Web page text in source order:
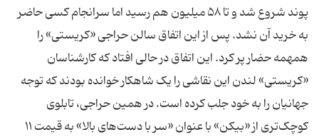
پوند شروع شد و تا ۵۸ میلیون هم رسید اما سرانجام کسی حاضر
به خرید آن نشد. پس از این اتفاق سالن حراجی «کریستی» را
همهمه حضار پر کرد. این اتفاق در حالی افتاد که کارشناسان
«کریستی» لندن این نقاشی را یک شاهکار خوانده بودند که توجه
جهانیان را به خود جلب کرده است. در همین حراجی، تابلوی
کوچک‌تری از «بیکن» با عنوان «سر با دست‌های بالا» به قیمت ۱۱